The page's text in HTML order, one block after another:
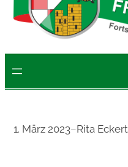
1. März 2023–Rita Eckert